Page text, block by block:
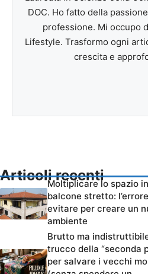
DOC. Ho fatto della
professione. Mi occupo
Lifestyle. Trasformo ogni
crescita e
Articoli recenti
Moltiplicare lo spazio
balcone stretto:
evitare per creare un
ambiente
Brutto ma
trucco della “seconda
per salvare i vecchi